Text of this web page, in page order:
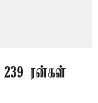
ரன்கள்